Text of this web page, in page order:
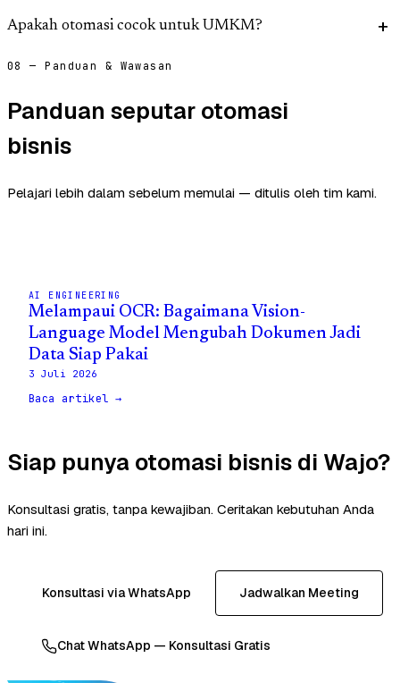
Apakah otomasi cocok untuk UMKM?
08 — Panduan & Wawasan
Panduan seputar otomasi
bisnis
Pelajari lebih dalam sebelum memulai — ditulis oleh tim kami.
AI ENGINEERING
Melampaui OCR: Bagaimana Vision-
Language Model Mengubah Dokumen Jadi
Data Siap Pakai
3 Juli 2026
Baca artikel →
Siap punya otomasi bisnis di Wajo?
Konsultasi gratis, tanpa kewajiban. Ceritakan kebutuhan Anda
hari ini.
Konsultasi via WhatsApp Jadwalkan Meeting
Chat WhatsApp — Konsultasi Gratis